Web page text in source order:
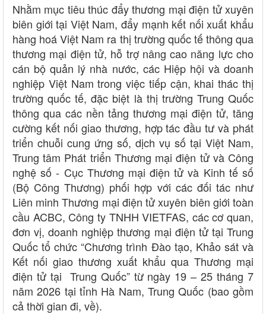
Nhằm mục tiêu thúc đẩy thương mại điện tử xuyên
biên giới tại Việt Nam, đẩy mạnh kết nối xuất khẩu
hàng hoá Việt Nam ra thị trường quốc tế thông qua
thương mại điện tử, hỗ trợ nâng cao năng lực cho
cán bộ quản lý nhà nước, các Hiệp hội và doanh
nghiệp Việt Nam trong việc tiếp cận, khai thác thị
trường quốc tế, đặc biệt là thị trường Trung Quốc
thông qua các nền tảng thương mại điện tử, tăng
cường kết nối giao thương, hợp tác đầu tư và phát
triển chuỗi cung ứng số, dịch vụ số tại Việt Nam,
Trung tâm Phát triển Thương mại điện tử và Công
nghệ số - Cục Thương mại điện tử và Kinh tế số
(Bộ Công Thương) phối hợp với các đối tác như
Liên minh Thương mại điện tử xuyên biên giới toàn
cầu ACBC, Công ty TNHH VIETFAS, các cơ quan,
đơn vị, doanh nghiệp thương mại điện tử tại Trung
Quốc tổ chức “Chương trình Đào tạo, Khảo sát và
Kết nối giao thương xuất khẩu qua Thương mại
điện tử tại Trung Quốc” từ ngày 19 – 25 tháng 7
năm 2026 tại tỉnh Hà Nam, Trung Quốc (bao gồm
cả thời gian đi, về).